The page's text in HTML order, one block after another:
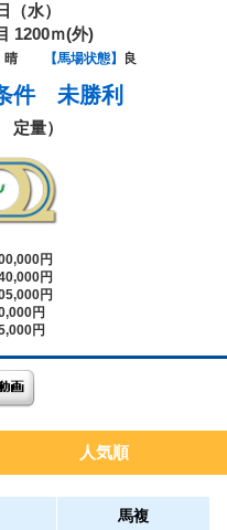
（水）
1200ｍ(外)
晴 【馬場状態】 良
件 未勝利
定量）
円
円
円
円
円
人気順
馬複